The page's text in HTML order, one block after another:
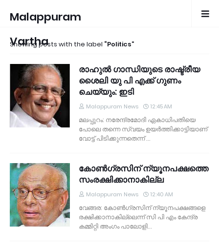
Malappuram
Vartha
Showing posts with the label Politics
രാഹുല്‍ ഗാന്ധിയുടെ രാഷ്ട്രീയ
ശൈലി യു പി എക്ക് ഗുണം
ചെയ്യും: ഇടി
Malappuram News 12:45 AM
മലപ്പുറം: നരേന്ദ്രമോദി ഏകാധിപതിയെ
പോലെ തന്നെ സ്വയം ഉയര്‍ത്തിക്കാട്ടിയാണ്
വോട്ട് പിടിക്കുന്നതെന്ന് …
കോണ്‍ഗ്രസിന് ന്യൂനപക്ഷത്തെ
സംരക്ഷിക്കാനാകില്ല
Malappuram News 12:40 AM
വേങ്ങര: കോണ്‍ഗ്രസിന് ന്യൂനപക്ഷങ്ങളെ
രക്ഷിക്കാനാകില്ലെന്ന് സി പി എം കേന്ദ്ര
കമ്മിറ്റി അംഗം പാലോളി…